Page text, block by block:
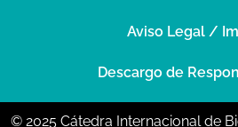
Aviso Legal /
Descargo de
© 2025 Cátedra Internacional de